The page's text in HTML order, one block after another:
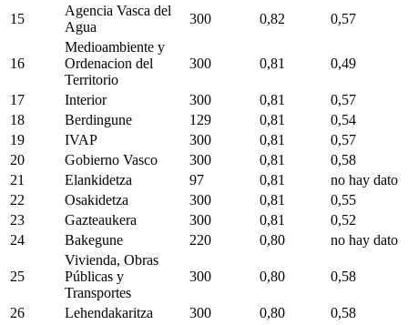
15
Agencia Vasca del
Agua
300 0,82 0,57
16
Medioambiente y
Ordenacion del
Territorio
300 0,81 0,49
17 Interior 300 0,81
0,57
18
Berdingune 129 0,81
0,54
19
IVAP 300 0,81
0,57
20
Gobierno Vasco 300 0,81
0,58
21
Elankidetza 97 0,81
no hay dato
22
Osakidetza 300 0,81
0,55
23
Gazteaukera 300 0,81
0,52
24
Bakegune 220 0,80 no hay dato
25
Vivienda, Obras
Públicas y
Transportes
300 0,80 0,58
26 Lehendakaritza 300 0,80
0,58